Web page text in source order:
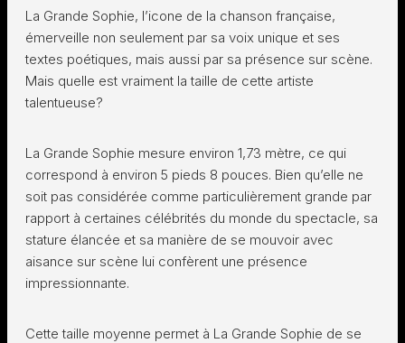
La Grande Sophie, l’icone de la chanson française,
émerveille non seulement par sa voix unique et ses
textes poétiques, mais aussi par sa présence sur scène.
Mais quelle est vraiment la taille de cette artiste
talentueuse?
La Grande Sophie mesure environ 1,73 mètre, ce qui
correspond à environ 5 pieds 8 pouces. Bien qu’elle ne
soit pas considérée comme particulièrement grande par
rapport à certaines célébrités du monde du spectacle, sa
stature élancée et sa manière de se mouvoir avec
aisance sur scène lui confèrent une présence
impressionnante.
Cette taille moyenne permet à La Grande Sophie de se